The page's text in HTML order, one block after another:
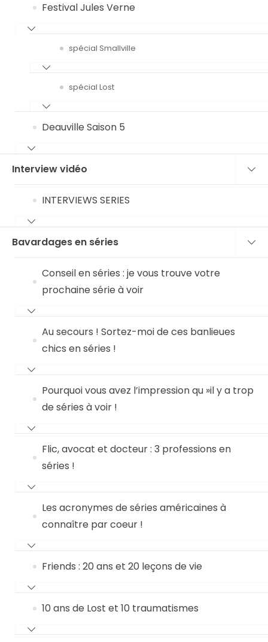
Festival Jules Verne
spécial Smallville
spécial Lost
Deauville Saison 5
Interview vidéo
INTERVIEWS SERIES
Bavardages en séries
Conseil en séries : je vous trouve votre
prochaine série à voir
Au secours ! Sortez-moi de ces banlieues
chics en séries !
Pourquoi vous avez l’impression qu »il y a trop
de séries à voir !
Flic, avocat et docteur : 3 professions en
séries !
Les acronymes de séries américaines à
connaître par coeur !
Friends : 20 ans et 20 leçons de vie
10 ans de Lost et 10 traumatismes